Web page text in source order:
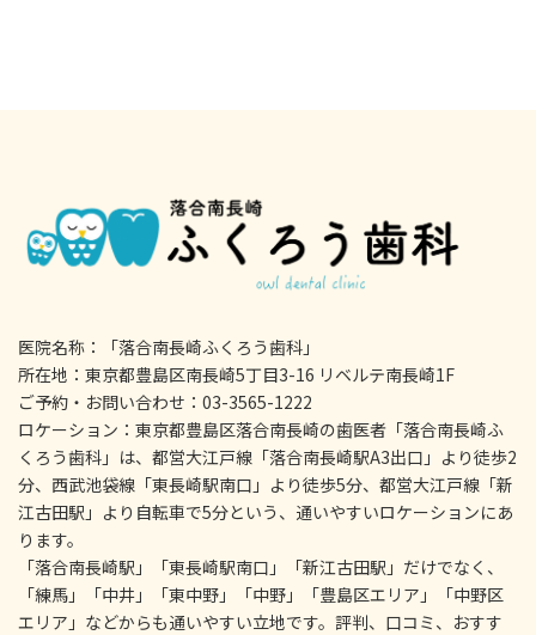
医院名称：「落合南長崎ふくろう歯科」
所在地：東京都豊島区南長崎5丁目3-16 リベルテ南長崎1F
ご予約・お問い合わせ：03-3565-1222
ロケーション：東京都豊島区落合南長崎の歯医者「落合南長崎ふ
くろう歯科」は、都営大江戸線「落合南長崎駅A3出口」より徒歩2
分、西武池袋線「東長崎駅南口」より徒歩5分、都営大江戸線「新
江古田駅」より自転車で5分という、通いやすいロケーションにあ
ります。
「落合南長崎駅」「東長崎駅南口」「新江古田駅」だけでなく、
「練馬」「中井」「東中野」「中野」「豊島区エリア」「中野区
エリア」などからも通いやすい立地です。評判、口コミ、おすす